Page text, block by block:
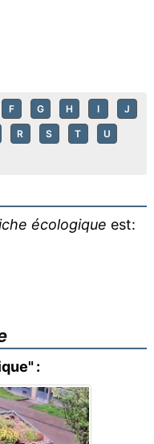
F G H I J
R S T U
écologique est:
: